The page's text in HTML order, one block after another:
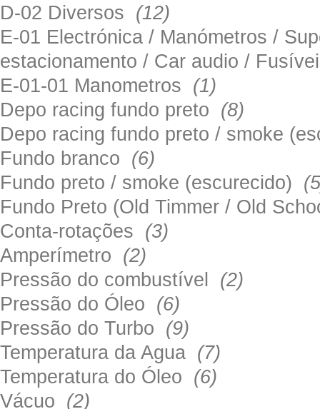
D-02 Diversos (12)
E-01 Electrónica / Manómetros /
estacionamento / Car audio /
E-01-01 Manometros (1)
Depo racing fundo preto (8)
Depo racing fundo preto / smoke
Fundo branco (6)
Fundo preto / smoke (escurecido)
Fundo Preto (Old Timmer / Old
Conta-rotações (3)
Amperímetro (2)
Pressão do combustível (2)
Pressão do Óleo (6)
Pressão do Turbo (9)
Temperatura da Agua (7)
Temperatura do Óleo (6)
Vácuo (2)